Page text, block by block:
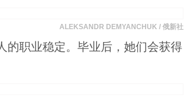
ALEKSANDR DEMYANCHUK / 俄新社
的职业稳定。毕业后，她们会获得